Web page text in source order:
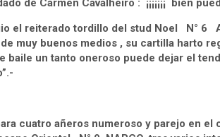
de Carmen Cavalheiro : ¡¡¡¡¡¡¡ bien
el reiterado tordillo del stud Noel N° 6
muy buenos medios , su cartilla harto
baile un tanto oneroso puede dejar el
cuatro añeros numeroso y parejo en